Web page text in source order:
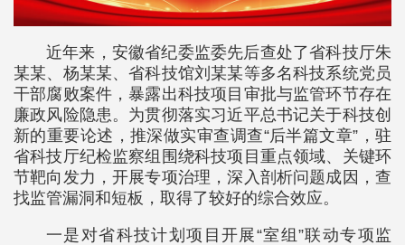
近年来，安徽省纪委监委先后查处了省科技厅朱
某某、杨某某、省科技馆刘某某等多名科技系统党员
干部腐败案件，暴露出科技项目审批与监管环节存在
廉政风险隐患。为贯彻落实习近平总书记关于科技创
新的重要论述，推深做实审查调查“后半篇文章”，驻
省科技厅纪检监察组围绕科技项目重点领域、关键环
节靶向发力，开展专项治理，深入剖析问题成因，查
找监管漏洞和短板，取得了较好的综合效应。
一是对省科技计划项目开展“室组”联动专项监